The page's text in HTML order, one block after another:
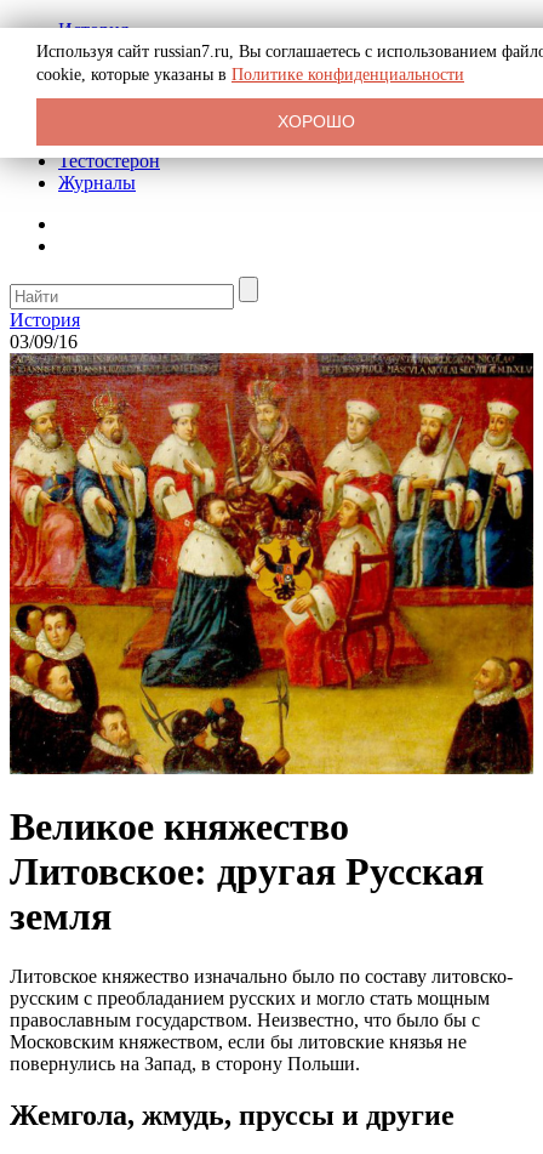
История
Биография
Криминал
Реклама на сайте
Тестостерон
Журналы
История
03/09/16
Великое княжество
Литовское: другая Русская
земля
Литовское княжество изначально было по составу литовско-
русским с преобладанием русских и могло стать мощным
православным государством. Неизвестно, что было бы с
Московским княжеством, если бы литовские князья не
повернулись на Запад, в сторону Польши.
Жемгола, жмудь, пруссы и другие
Используя сайт russian7.ru, Вы соглашаетесь с использованием
cookie, которые указаны в Политике конфиденциальности
ХОРОШО